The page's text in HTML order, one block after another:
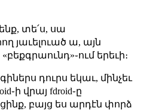
տե՛ս, սա
յաւելուած ա, այն
երեւի։
դուրս եկաւ, մինչեւ
վրայ fdroid֊ը
բայց ես արդէն փորձ